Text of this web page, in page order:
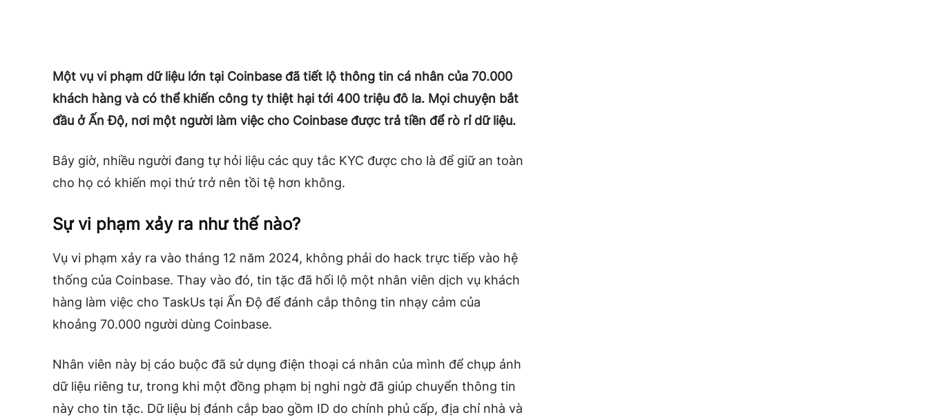
Một vụ vi phạm dữ liệu lớn tại Coinbase đã tiết lộ thông tin cá nhân của 70.000
khách hàng và có thể khiến công ty thiệt hại tới 400 triệu đô la. Mọi chuyện bắt
đầu ở Ấn Độ, nơi một người làm việc cho Coinbase được trả tiền để rò rỉ dữ liệu.
Bây giờ, nhiều người đang tự hỏi liệu các quy tắc KYC được cho là để giữ an toàn
cho họ có khiến mọi thứ trở nên tồi tệ hơn không.
Sự vi phạm xảy ra như thế nào?
Vụ vi phạm xảy ra vào tháng 12 năm 2024, không phải do hack trực tiếp vào hệ
thống của Coinbase. Thay vào đó, tin tặc đã hối lộ một nhân viên dịch vụ khách
hàng làm việc cho TaskUs tại Ấn Độ để đánh cắp thông tin nhạy cảm của
khoảng 70.000 người dùng Coinbase.
Nhân viên này bị cáo buộc đã sử dụng điện thoại cá nhân của mình để chụp ảnh
dữ liệu riêng tư, trong khi một đồng phạm bị nghi ngờ đã giúp chuyển thông tin
này cho tin tặc. Dữ liệu bị đánh cắp bao gồm ID do chính phủ cấp, địa chỉ nhà và